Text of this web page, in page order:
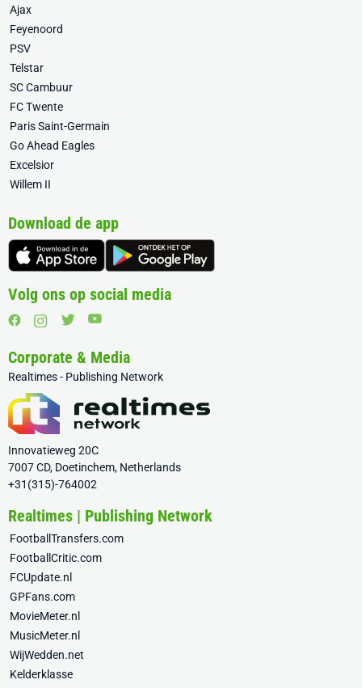
Ajax
Feyenoord
PSV
Telstar
SC Cambuur
FC Twente
Paris Saint-Germain
Go Ahead Eagles
Excelsior
Willem II
Download de app
Volg ons op social media
Corporate & Media
Realtimes - Publishing Network
Innovatieweg 20C
7007 CD, Doetinchem, Netherlands
+31(315)-764002
Realtimes | Publishing Network
FootballTransfers.com
FootballCritic.com
FCUpdate.nl
GPFans.com
MovieMeter.nl
MusicMeter.nl
WijWedden.net
Kelderklasse